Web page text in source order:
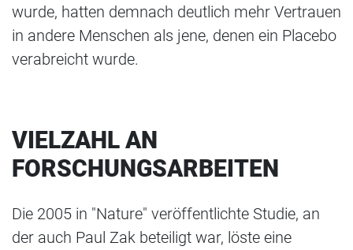
wurde, hatten demnach deutlich mehr Vertrauen
in andere Menschen als jene, denen ein Placebo
verabreicht wurde.
VIELZAHL AN
FORSCHUNGSARBEITEN
Die 2005 in "Nature" veröffentlichte Studie, an
der auch Paul Zak beteiligt war, löste eine